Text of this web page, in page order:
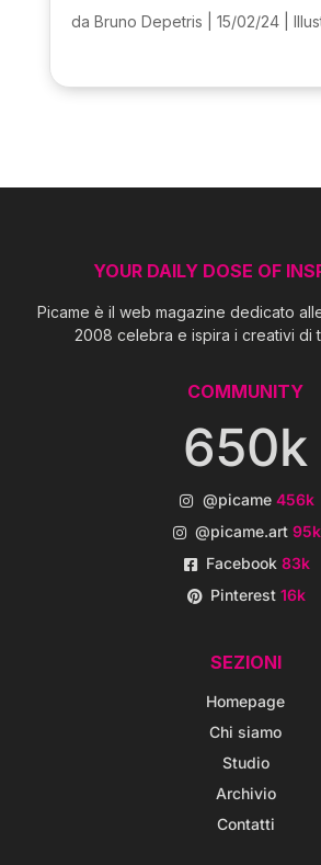
da Bruno Depetris 15/02/24|
YOUR DAILY DOSE OF
Picame è il web magazine dedicato
2008 celebra e ispira i creativi di
COMMUNITY
650k
@picame 456k
@picame.art95k
Facebook83k
Pinterest16k
SEZIONI
Homepage
Chi siamo
Studio
Archivio
Contatti